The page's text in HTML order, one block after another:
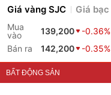
Giá vàng SJC Giá bạc
Mua
vào
139,200
-0.36%
Bán ra
142,200 -0.35%
BẤT ĐỘNG SẢN